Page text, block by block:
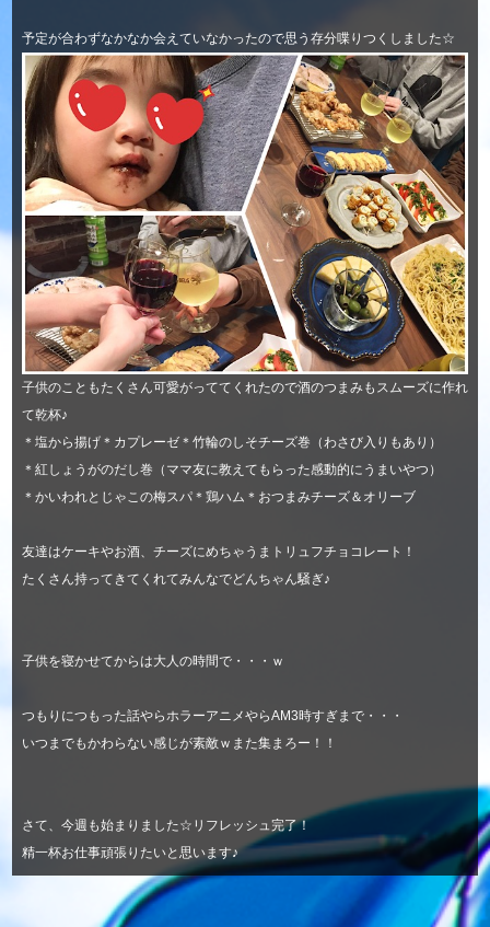
予定が合わずなかなか会えていなかったので思う存分喋りつくしました☆
子供のこともたくさん可愛がっててくれたので酒のつまみもスムーズに作れ
て乾杯♪
＊塩から揚げ＊カプレーゼ＊竹輪のしそチーズ巻（わさび入りもあり）
＊紅しょうがのだし巻（ママ友に教えてもらった感動的にうまいやつ）
＊かいわれとじゃこの梅スパ＊鶏ハム＊おつまみチーズ＆オリーブ
友達はケーキやお酒、チーズにめちゃうまトリュフチョコレート！
たくさん持ってきてくれてみんなでどんちゃん騒ぎ♪
子供を寝かせてからは大人の時間で・・・ｗ
つもりにつもった話やらホラーアニメやらAM3時すぎまで・・・
いつまでもかわらない感じが素敵ｗまた集まろー！！
さて、今週も始まりました☆リフレッシュ完了！
精一杯お仕事頑張りたいと思います♪